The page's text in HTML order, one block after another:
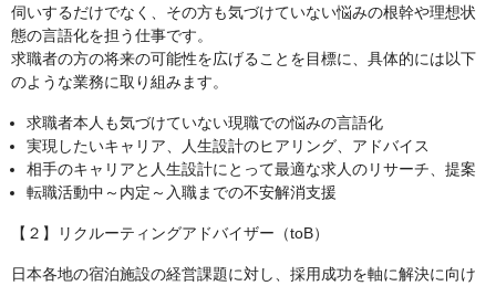
伺いするだけでなく、その方も気づけていない悩みの根幹や理想状
態の言語化を担う仕事です。
求職者の方の将来の可能性を広げることを目標に、具体的には以下
のような業務に取り組みます。
求職者本人も気づけていない現職での悩みの言語化
実現したいキャリア、人生設計のヒアリング、アドバイス
相手のキャリアと人生設計にとって最適な求人のリサーチ、提案
転職活動中～内定～入職までの不安解消支援
【２】リクルーティングアドバイザー（toB）
日本各地の宿泊施設の経営課題に対し、採用成功を軸に解決に向け